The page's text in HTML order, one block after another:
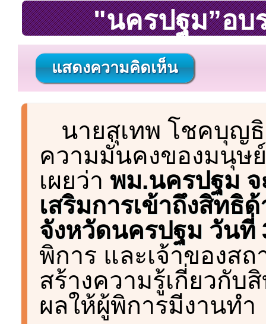
"นครปฐม”อบ
แสดงความคิดเห็น
นายสุเทพ โชคบุญ
ความมั่นคงของมนุษ
เผยว่า พม.นครปฐม จ
เสริมการเข้าถึงสิท
จังหวัดนครปฐม วันที่
พิการ และเจ้าของส
สร้างความรู้เกี่ยวกับ
ผลให้ผู้พิการมีงานทำ